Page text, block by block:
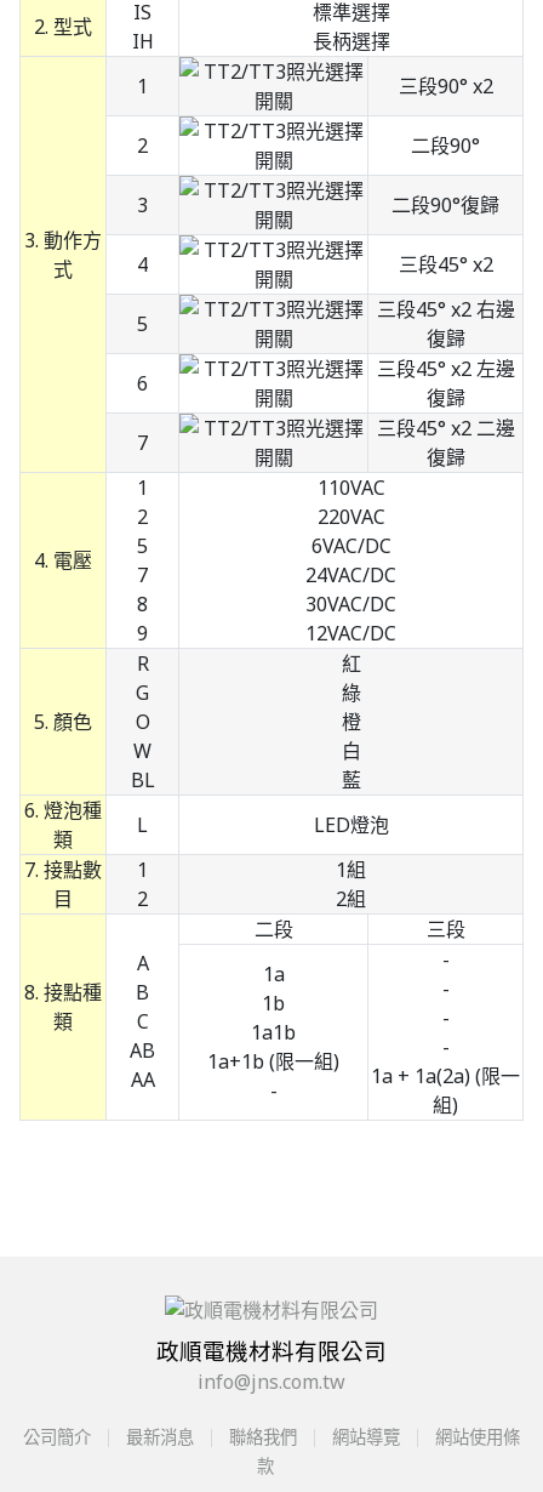
2. 型式
IS
IH
標準選擇
長柄選擇
3. 動作方
式
1 三段90° x2
2 二段90°
3 二段90°復歸
4 三段45° x2
5
三段45° x2 右邊
復歸
6
三段45° x2 左邊
復歸
7
三段45° x2 二邊
復歸
4. 電壓
1
2
5
7
8
9
110VAC
220VAC
6VAC/DC
24VAC/DC
30VAC/DC
12VAC/DC
5. 顏色
R
G
O
W
BL
紅
綠
橙
白
藍
6. 燈泡種
類
L
LED燈泡
7. 接點數
目
1
2
1組
2組
8. 接點種
類
A
B
C
AB
AA
二段
三段
1a
1b
1a1b
1a+1b (限一組)
-
-
-
-
-
1a + 1a(2a) (限一
組)
政順電機材料有限公司
info@jns.com.tw
公司簡介 最新消息 聯絡我們 網站導覽
網站使用條
款